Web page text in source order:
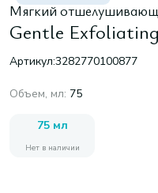
Мягкий
Gentle
Артикул:3282770100877
Объем, мл: 75
75 мл
Нет в наличии